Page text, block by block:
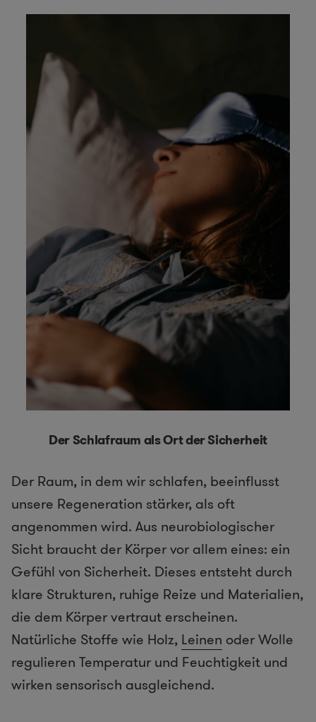
Der Schlafraum als Ort der Sicherheit
Der Raum, in dem wir schlafen, beeinflusst
unsere Regeneration stärker, als oft
angenommen wird. Aus neurobiologischer
Sicht braucht der Körper vor allem eines: ein
Gefühl von Sicherheit. Dieses entsteht durch
klare Strukturen, ruhige Reize und Materialien,
die dem Körper vertraut erscheinen.
Natürliche Stoffe wie Holz, Leinen oder Wolle
regulieren Temperatur und Feuchtigkeit und
wirken sensorisch ausgleichend.